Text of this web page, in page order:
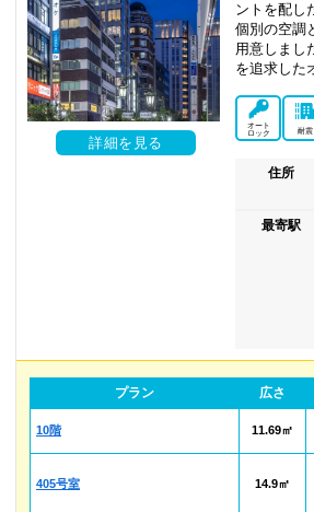
詳細を見る
ントを配し
個別の空調
用意しまし
を追求した
オート
ロック
耐震
住所
最寄駅
プラン 広さ
10階 11.69㎡
405号室 14.9㎡